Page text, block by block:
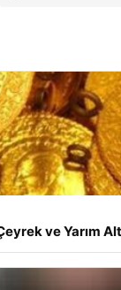
ve Yarım